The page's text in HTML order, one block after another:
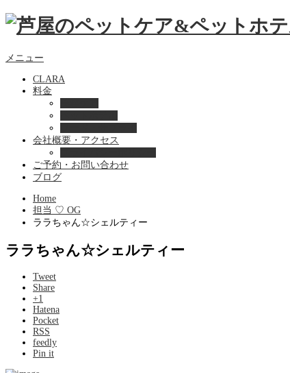
メニュー
CLARA
料金
会社概要・アクセス
ご予約・お問い合わせ
ブログ
Home
担当 ♡ OG
ララちゃん☆シェルティー
ララちゃん☆シェルティー
Tweet
Share
+1
Hatena
Pocket
RSS
feedly
Pin it